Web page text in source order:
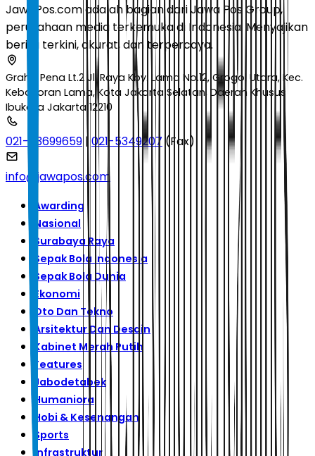
JawaPos.com adalah bagian dari Jawa Pos Group,
perusahaan media terkemuka di Indonesia. Menyajikan
berita terkini, akurat, dan terpercaya.
Graha Pena Lt.2 Jl. Raya Kby. Lama No.12, Grogol Utara, Kec.
Kebayoran Lama, Kota Jakarta Selatan, Daerah Khusus
Ibukota Jakarta 12210
021-53699659 |021-5349207 (Fax)
info@jawapos.com
Awarding
Nasional
Surabaya Raya
Sepak Bola Indonesia
Sepak Bola Dunia
Ekonomi
Oto Dan Tekno
Arsitektur Dan Desain
Kabinet Merah Putih
Features
Jabodetabek
Humaniora
Hobi & Kesenangan
Sports
Infrastruktur